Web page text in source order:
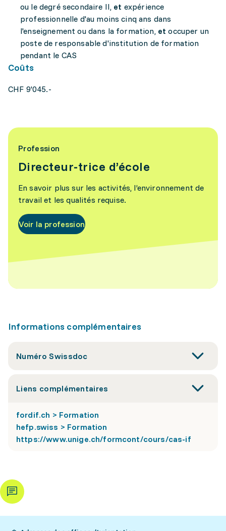
ou le degré secondaire II, et expérience
professionnelle d'au moins cinq ans dans
l'enseignement ou dans la formation, et occuper un
poste de responsable d'institution de formation
pendant le CAS
Coûts
CHF 9'045.-
Profession
Directeur-trice d’école
En savoir plus sur les activités, l’environnement de
travail et les qualités requise.
Voir la profession
Informations complémentaires
Numéro Swissdoc
Liens complémentaires
fordif.ch > Formation
hefp.swiss > Formation
https://www.unige.ch/formcont/cours/cas-if